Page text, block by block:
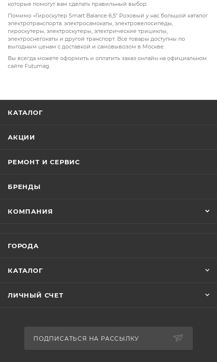
которые помогут вам сделать правильный выбор.
Помимо «Гироскутер Smart Balance 6,5" Розовый у нас большой каталог
электротранспорта: электросамокаты, электровелосипеды,
гироскутеры, электроскутеры, электрические трициклы,
электроснегокаты и другой транспорт. Все товары доступны по
выгодным ценам с доставкой и самовывозом в Москве.
Вы всегда можете оформить и оплатить заказ онлайн на официальном
сайте Futumag.
КАТАЛОГ
АКЦИИ
РЕМОНТ И СЕРВИС
БРЕНДЫ
КОМПАНИЯ
ГОРОДА
КАТАЛОГ
ЛИЧНЫЙ СЧЕТ
ПОДПИСАТЬСЯ НА РАССЫЛКУ